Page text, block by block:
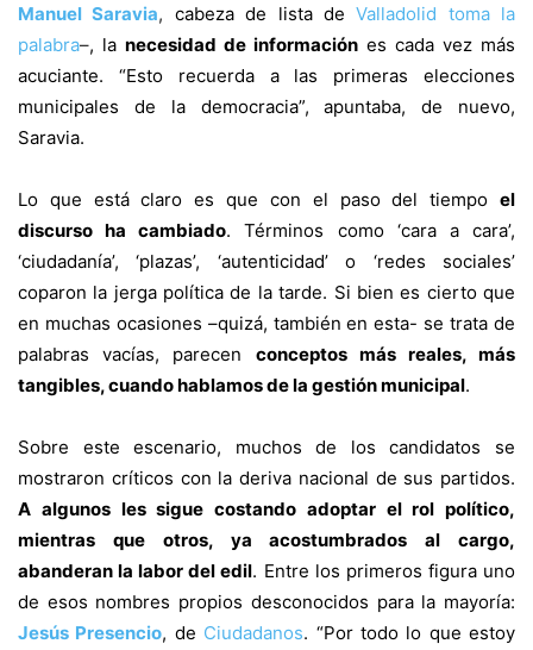
Manuel Saravia, cabeza de lista de Valladolid toma la
palabra–, la necesidad de información es cada vez más
acuciante. “Esto recuerda a las primeras elecciones
municipales de la democracia”, apuntaba, de nuevo,
Saravia.
Lo que está claro es que con el paso del tiempo el
discurso ha cambiado. Términos como ‘cara a cara’,
‘ciudadanía’, ‘plazas’, ‘autenticidad’ o ‘redes sociales’
coparon la jerga política de la tarde. Si bien es cierto que
en muchas ocasiones –quizá, también en esta- se trata de
palabras vacías, parecen conceptos más reales, más
tangibles, cuando hablamos de la gestión municipal.
Sobre este escenario, muchos de los candidatos se
mostraron críticos con la deriva nacional de sus partidos.
A algunos les sigue costando adoptar el rol político,
mientras que otros, ya acostumbrados al cargo,
abanderan la labor del edil. Entre los primeros figura uno
de esos nombres propios desconocidos para la mayoría:
Jesús Presencio, de Ciudadanos. “Por todo lo que estoy